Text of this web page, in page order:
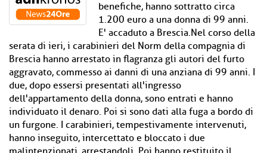
benefiche, hanno sottratto circa
1.200 euro a una donna di 99 anni.
E' accaduto a Brescia.Nel corso della
serata di ieri, i carabinieri del Norm della compagnia di
Brescia hanno arrestato in flagranza gli autori del furto
aggravato, commesso ai danni di una anziana di 99 anni. I
due, dopo essersi presentati all'ingresso
dell'appartamento della donna, sono entrati e hanno
individuato il denaro. Poi si sono dati alla fuga a bordo di
un furgone. I carabinieri, tempestivamente intervenuti,
hanno inseguito, intercettato e bloccato i due